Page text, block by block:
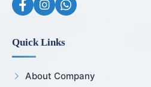
Quick Links
About Company